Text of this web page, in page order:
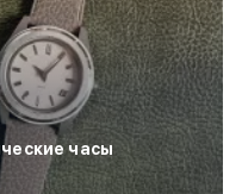
часы